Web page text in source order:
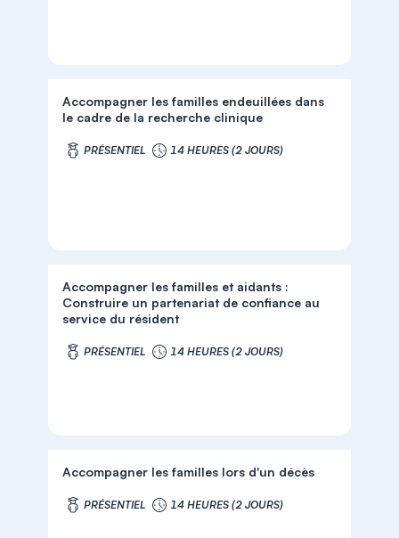
Accompagner les familles endeuillées dans
le cadre de la recherche clinique
PRÉSENTIEL 14 HEURES (2 JOURS)
Accompagner les familles et aidants :
Construire un partenariat de confiance au
service du résident
PRÉSENTIEL 14 HEURES (2 JOURS)
Accompagner les familles lors d'un décès
PRÉSENTIEL 14 HEURES (2 JOURS)